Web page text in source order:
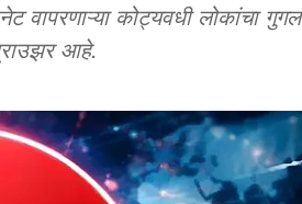
कोट्यवधी लोकांचा गुगल
आहे.